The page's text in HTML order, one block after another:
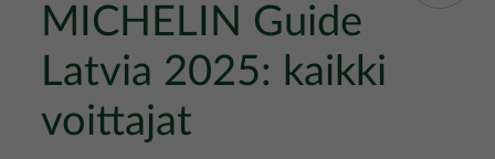
MICHELIN Guide
Latvia 2025: kaikki
voittajat